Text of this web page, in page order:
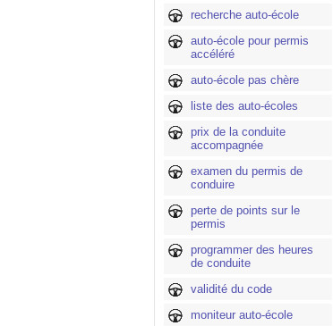
recherche auto-école
auto-école pour permis
accéléré
auto-école pas chère
liste des auto-écoles
prix de la conduite
accompagnée
examen du permis de
conduire
perte de points sur le
permis
programmer des heures
de conduite
validité du code
moniteur auto-école